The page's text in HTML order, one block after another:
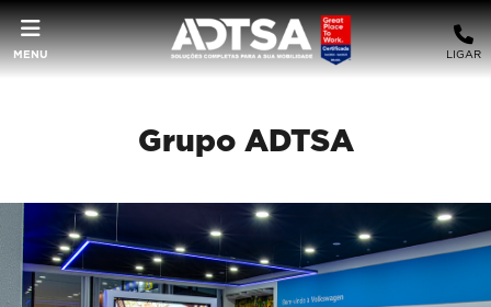
MENU LIGAR
Grupo ADTSA